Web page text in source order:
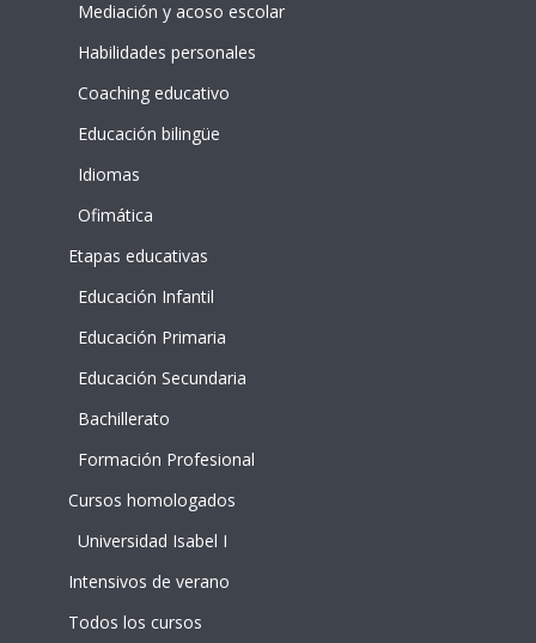
Mediación y acoso escolar
Habilidades personales
Coaching educativo
Educación bilingüe
Idiomas
Ofimática
Etapas educativas
Educación Infantil
Educación Primaria
Educación Secundaria
Bachillerato
Formación Profesional
Cursos homologados
Universidad Isabel I
Intensivos de verano
Todos los cursos